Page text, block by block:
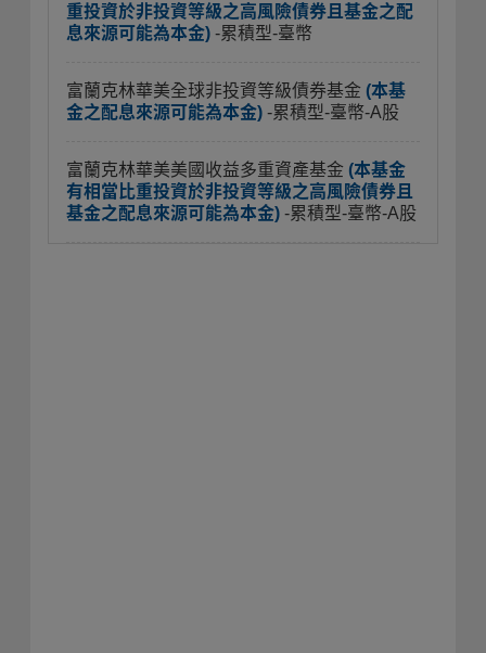
重投資於非投資等級之高風險債券且基金之配
息來源可能為本金) -累積型-臺幣
富蘭克林華美全球非投資等級債券基金 (本基
金之配息來源可能為本金) -累積型-臺幣-A股
富蘭克林華美美國收益多重資產基金 (本基金
有相當比重投資於非投資等級之高風險債券且
基金之配息來源可能為本金) -累積型-臺幣-A股